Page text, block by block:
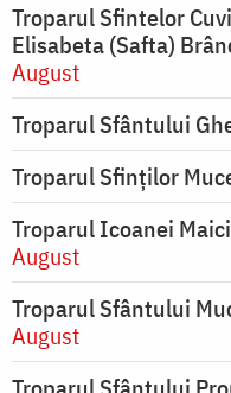
Troparul Sfintelor
Elisabeta (Safta)
August
Troparul Sfântului
Troparul Sfinţilor
Troparul Icoanei
August
Troparul Sfântului
August